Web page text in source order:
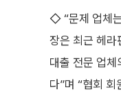
◇ “문제 업체
장은 최근 헤라
대출 전문 업
다”며 “협회